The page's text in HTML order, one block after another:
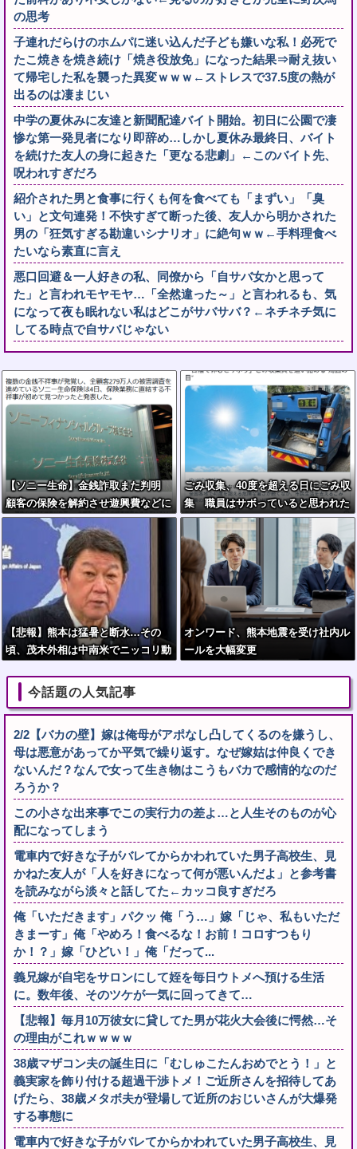
の思考
子連れだらけのホムパに迷い込んだ子ども嫌いな私！必死で
たこ焼きを焼き続け「焼き役放免」になった結果⇒耐え抜い
て帰宅した私を襲った異変ｗｗｗ←ストレスで37.5度の熱が
出るのは凄まじい
中学の夏休みに友達と新聞配達バイト開始。初日に公園で凄
惨な第一発見者になり即辞め…しかし夏休み最終日、バイト
を続けた友人の身に起きた「更なる悲劇」←このバイト先、
呪われすぎだろ
紹介された男と食事に行くも何を食べても「まずい」「臭
い」と文句連発！不快すぎて断った後、友人から明かされた
男の「狂気すぎる勘違いシナリオ」に絶句ｗｗ←手料理食べ
たいなら素直に言え
悪口回避＆一人好きの私、同僚から「自サバ女かと思って
た」と言われモヤモヤ…「全然違った～」と言われるも、気
になって夜も眠れない私はどこがサバサバ？←ネチネチ気に
してる時点で自サバじゃない
【ソニー生命】金銭詐取また判明
顧客の保険を解約させ遊興費などに
ごみ収集、40度を超える日にごみ収
集 職員はサボっていると思われた
くなくて休めない現実
【悲報】熊本は猛暑と断水…その
頃、茂木外相は中南米でニッコリ動
オンワード、熊本地震を受け社内ル
ールを大幅変更
今話題の人気記事
2/2【バカの壁】嫁は俺母がアポなし凸してくるのを嫌うし、
母は悪意があってか平気で繰り返す。なぜ嫁姑は仲良くでき
ないんだ？なんで女って生き物はこうもバカで感情的なのだ
ろうか？
この小さな出来事でこの実行力の差よ…と人生そのものが心
配になってしまう
電車内で好きな子がバレてからかわれていた男子高校生、見
かねた友人が「人を好きになって何が悪いんだよ」と参考書
を読みながら淡々と話してた←カッコ良すぎだろ
俺「いただきます」パクッ 俺「う…」嫁「じゃ、私もいただ
きまーす」俺「やめろ！食べるな！お前！コロすつもり
か！？」嫁「ひどい！」俺「だって...
義兄嫁が自宅をサロンにして姪を毎日ウトメへ預ける生活
に。数年後、そのツケが一気に回ってきて…
【悲報】毎月10万彼女に貸してた男が花火大会後に愕然…そ
の理由がこれｗｗｗｗ
38歳マザコン夫の誕生日に「むしゅこたんおめでとう！」と
義実家を飾り付ける超過干渉トメ！ご近所さんを招待してあ
げたら、38歳メタボ夫が登場して近所のおじいさんが大爆発
する事態に
電車内で好きな子がバレてからかわれていた男子高校生、見